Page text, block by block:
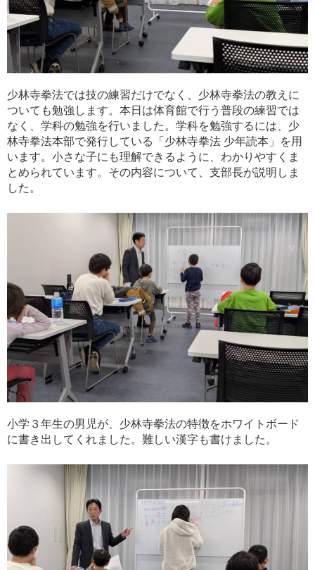
少林寺拳法では技の練習だけでなく、少林寺拳法の教えに
ついても勉強します。本日は体育館で行う普段の練習では
なく、学科の勉強を行いました。学科を勉強するには、少
林寺拳法本部で発行している「少林寺拳法 少年読本」を用
います。小さな子にも理解できるように、わかりやすくま
とめられています。その内容について、支部長が説明しま
した。
小学３年生の男児が、少林寺拳法の特徴をホワイトボード
に書き出してくれました。難しい漢字も書けました。